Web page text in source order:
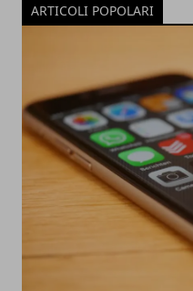
ARTICOLI POPOLARI